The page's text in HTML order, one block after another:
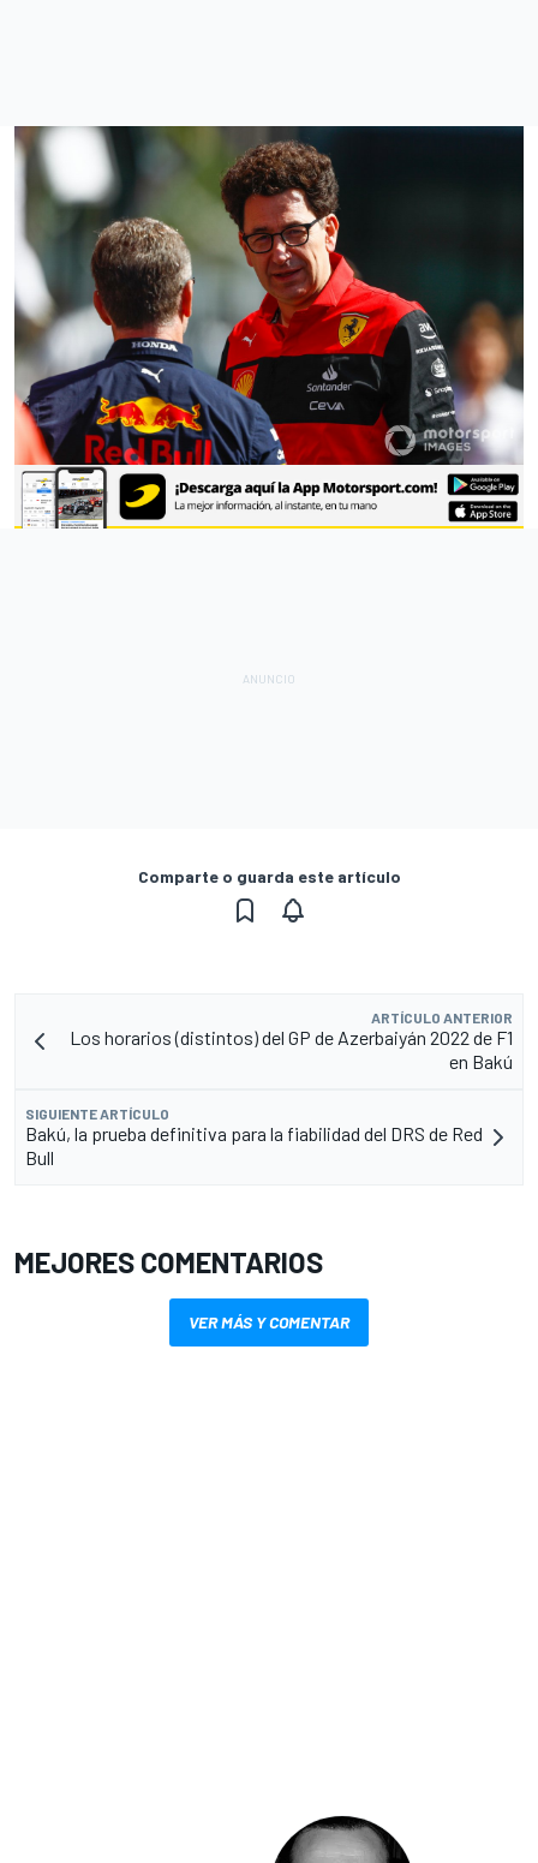
Comparte o guarda este artículo
ARTÍCULO ANTERIOR
Los horarios (distintos) del GP de Azerbaiyán 2022 de F1
en Bakú
SIGUIENTE ARTÍCULO
Bakú, la prueba definitiva para la fiabilidad del DRS de Red
Bull
MEJORES COMENTARIOS
VER MÁS Y COMENTAR